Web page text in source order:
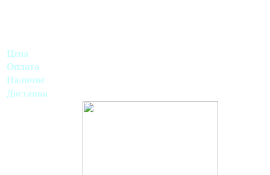
Цена
Оплата
Наличие
Доставка